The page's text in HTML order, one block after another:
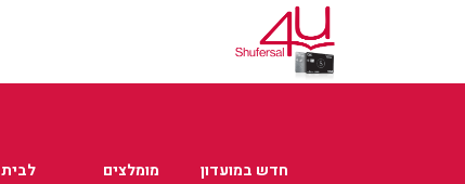
חדש במועדון מומלצים לבית